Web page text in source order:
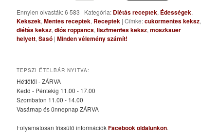
Ennyien olvasták: 6 583 | Kategória: Diétás receptek, Édességek,
Kekszek,Mentes receptek, Receptek |Címke:cukormentes keksz,
diétás keksz,diós roppancs,lisztmentes keksz,moszkauer
helyett,Sasó |Minden vélemény számít!
TEPSZI ÉTELBÁR NYITVA:
Hétfőtől - ZÁRVA
Kedd - Péntekig 11.00 - 17.00
Szombaton 11.00 - 14.00
Vasárnap és ünnepnap ZÁRVA
Folyamatosan frissülő információkFacebook oldalunkon.